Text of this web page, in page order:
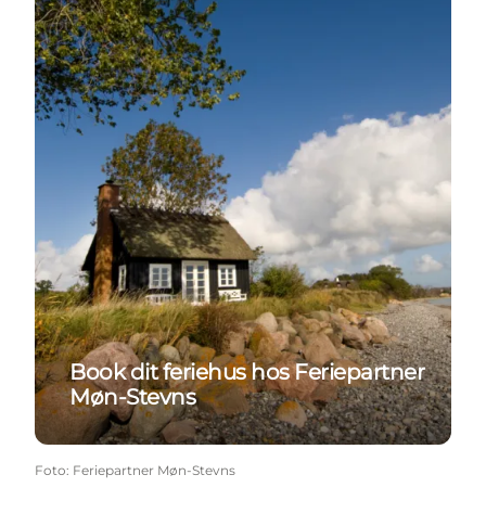
Book dit feriehus hos Feriepartner
Møn-Stevns
Foto: Feriepartner Møn-Stevns